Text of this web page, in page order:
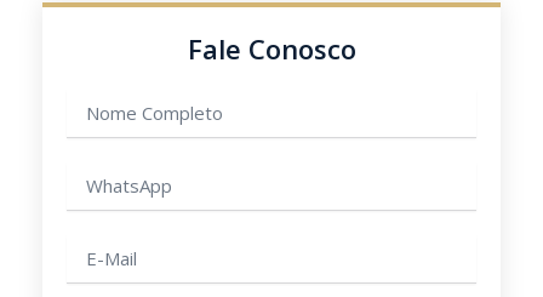
Fale Conosco
completo
mail